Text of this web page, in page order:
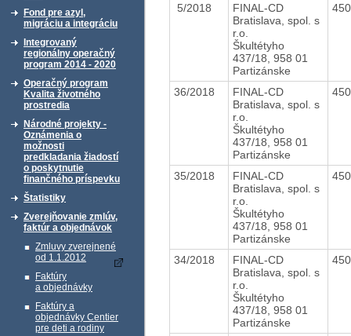
Fond pre azyl,
migráciu a integráciu
Integrovaný
regionálny operačný
program 2014 - 2020
Operačný program
Kvalita životného
prostredia
Národné projekty -
Oznámenia o
možnosti
predkladania žiadostí
o poskytnutie
finančného príspevku
Štatistiky
Zverejňovanie zmlúv,
faktúr a objednávok
Zmluvy zverejnené
od 1.1.2012
Faktúry
a objednávky
Faktúry a
objednávky Centier
pre deti a rodiny
5/2018
FINAL-CD
Bratislava, spol. s
r.o.
Škultétyho
437/18, 958 01
Partizánske
36/2018
FINAL-CD
Bratislava, spol. s
r.o.
Škultétyho
437/18, 958 01
Partizánske
35/2018
FINAL-CD
Bratislava, spol. s
r.o.
Škultétyho
437/18, 958 01
Partizánske
34/2018
FINAL-CD
Bratislava, spol. s
r.o.
Škultétyho
437/18, 958 01
Partizánske